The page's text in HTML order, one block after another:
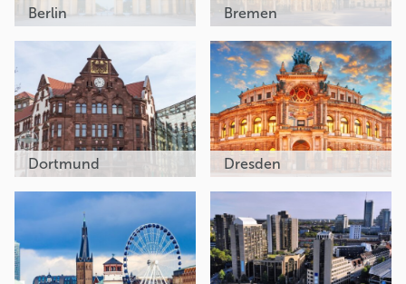
Berlin Bremen
Dortmund Dresden